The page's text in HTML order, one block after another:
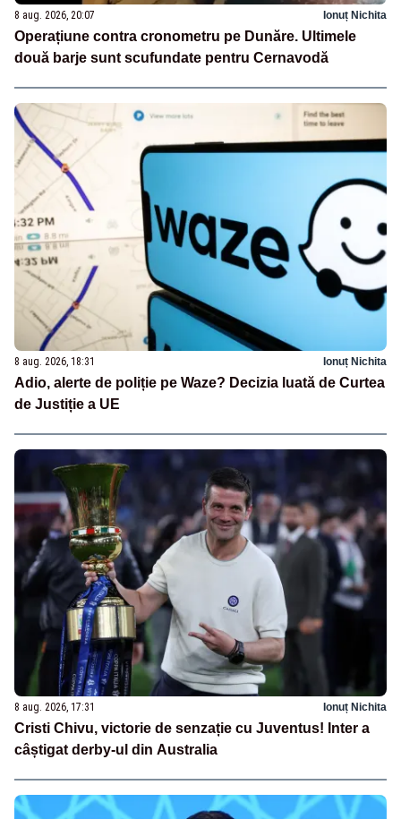
8 aug. 2026, 20:07 Ionuț Nichita
Operațiune contra cronometru pe Dunăre. Ultimele
două barje sunt scufundate pentru Cernavodă
8 aug. 2026, 18:31 Ionuț Nichita
Adio, alerte de poliție pe Waze? Decizia luată de Curtea
de Justiție a UE
8 aug. 2026, 17:31 Ionuț Nichita
Cristi Chivu, victorie de senzație cu Juventus! Inter a
câștigat derby-ul din Australia